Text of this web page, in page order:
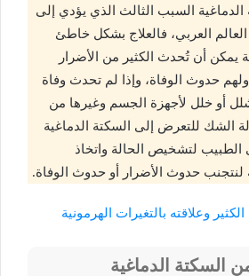
الدماغية السبب الثالث الذي يؤدي إلى
العربي، فالعلاج بشكل خاطئ
يمكن أن تُحدث الكثير من الأضرار
حدوث الوفاة، وإذا لم تحدث وفاة
أو خلل لأجهزة الجسم وغيرها من
الشك للتعرض إلى السكتة الدماغية
الطبيب لتشخيص الحالة واتخاذ
لنتجنب حدوث الأضرار أو حدوث الوفاة.
وعلاقته بالتغيرات الهرمونية
السكتة الدماغية